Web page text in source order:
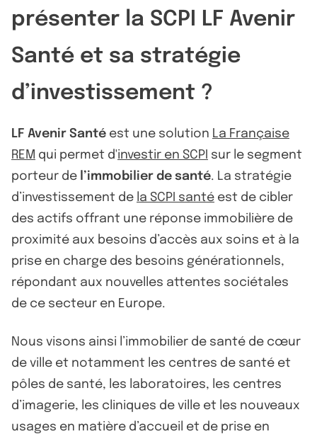
présenter la SCPI LF Avenir
Santé et sa stratégie
d’investissement ?
LF Avenir Santé est une solution La Française
REM qui permet d'investir en SCPI sur le segment
porteur de l’immobilier de santé. La stratégie
d’investissement de la SCPI santé est de cibler
des actifs offrant une réponse immobilière de
proximité aux besoins d’accès aux soins et à la
prise en charge des besoins générationnels,
répondant aux nouvelles attentes sociétales
de ce secteur en Europe.
Nous visons ainsi l’immobilier de santé de cœur
de ville et notamment les centres de santé et
pôles de santé, les laboratoires, les centres
d’imagerie, les cliniques de ville et les nouveaux
usages en matière d’accueil et de prise en